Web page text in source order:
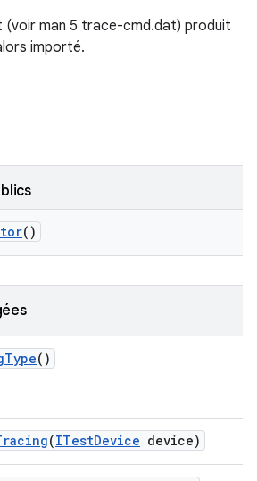
man 5 trace-cmd.dat) produit
importé.
()
Type()
(ITestDevice device)